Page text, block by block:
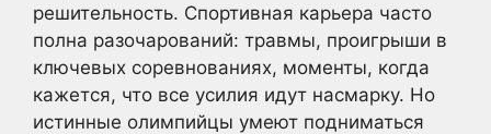
решительность. Спортивная карьера часто
полна разочарований: травмы, проигрыши в
ключевых соревнованиях, моменты, когда
кажется, что все усилия идут насмарку. Но
истинные олимпийцы умеют подниматься